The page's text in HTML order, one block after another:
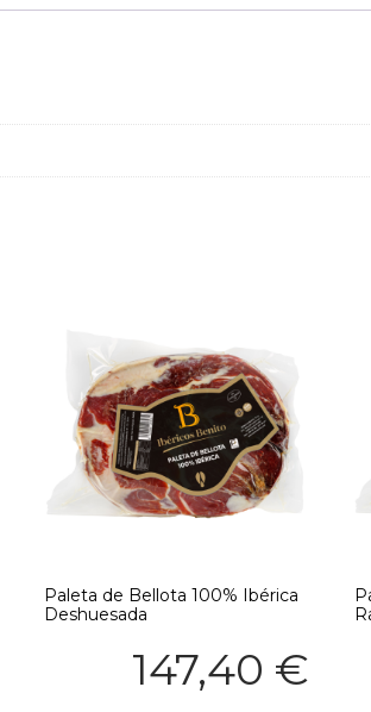
Paleta de Bellota 100% Ibérica
Deshuesada
147,40 €